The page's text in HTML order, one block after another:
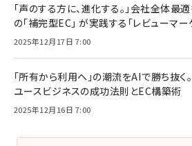
「声のする方に、進化する。」会社全体最
の「補完型EC」 が実践する「レビューマー
2025年12月17日 7:00
「所有から利用へ」の潮流をAIで勝ち抜く
ユースビジネスの成功法則とEC構築術
2025年12月16日 7:00